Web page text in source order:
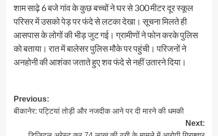
शाम साढ़े 6 बजे गांव के कुछ बच्चों ने घर से 300 मीटर दूर स्कूल
परिसर में उसको पेड़ पर फंदे से लटका देखा। सूचना मिलते ही
आसपास के लोगों की भीड़ जुट गई। ग्रामीणों ने फोन करके पुलिस
को बताया। रात में बालेसर पुलिस मौके पर पहुंची। परिजनों ने
अनहोनी की आशंका जताते हुए शव फंदे से नहीं उतारने दिया।
Post
navigation
Previous:
बीकानेर: पट्टियां तोड़ी और नजदीक आने पर दी मारने की धमकी
Next: